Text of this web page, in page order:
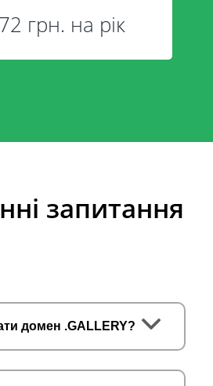
грн. на рік
запитання
домен .GALLERY?